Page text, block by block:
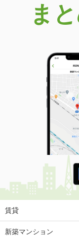
ま
賃貸
新築マンション